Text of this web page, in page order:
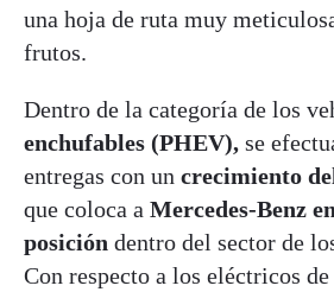
una hoja de ruta muy
frutos.
Dentro de la categoría de los
enchufables (PHEV), se
entregas con un crecimiento
que coloca a Mercedes-Benz
posición dentro del sector de
Con respecto a los eléctricos